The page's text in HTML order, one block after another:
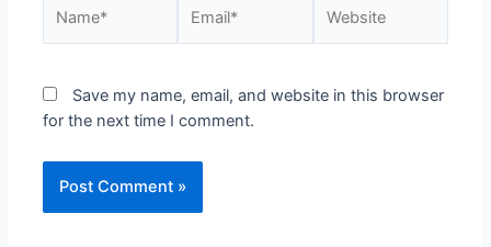
Save my name, email, and website in this browser
for the next time I comment.